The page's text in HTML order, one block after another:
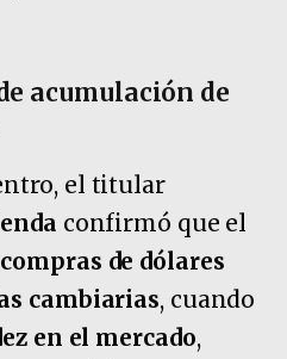
acumulación de
el titular
confirmó que el
de dólares
cambiarias, cuando
en el mercado,